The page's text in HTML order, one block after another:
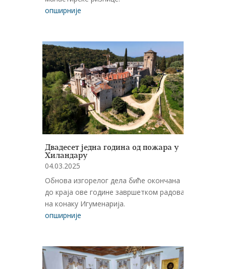
опширније
Двадесет једна година од пожара у
Хиландару
04.03.2025
Обнова изгорелог дела биће окончана
до краја ове године завршетком радова
на конаку Игуменарија.
опширније